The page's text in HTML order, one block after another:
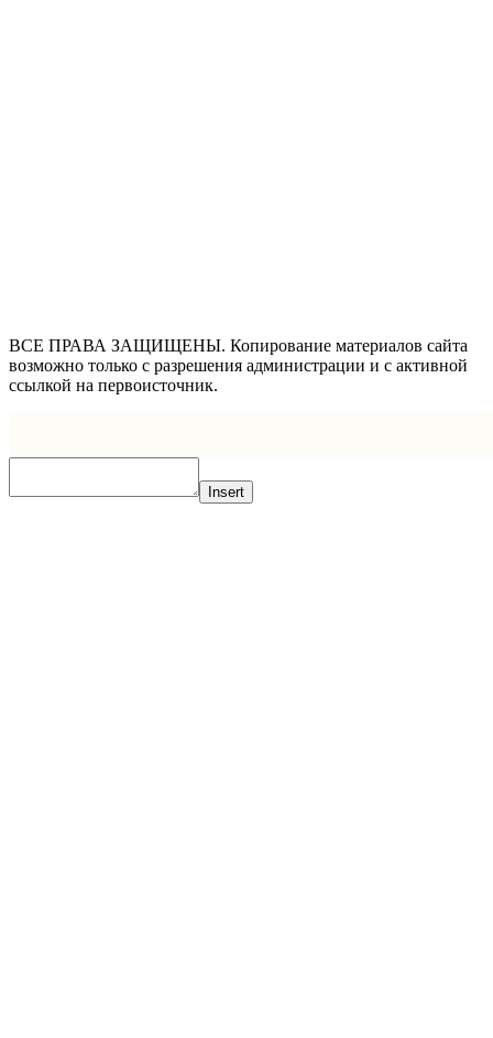
ВСЕ ПРАВА ЗАЩИЩЕНЫ. Копирование материалов сайта
возможно только с разрешения администрации и с активной
ссылкой на первоисточник.
Insert